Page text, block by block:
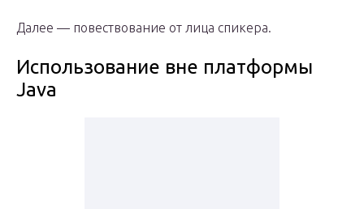
Далее — повествование от лица спикера.
Использование вне платформы
Java